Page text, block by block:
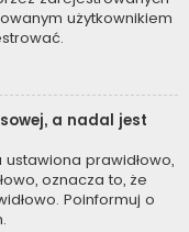
użytkownikiem
a nadal jest
prawidłowo,
oznacza to, że
Poinformuj o